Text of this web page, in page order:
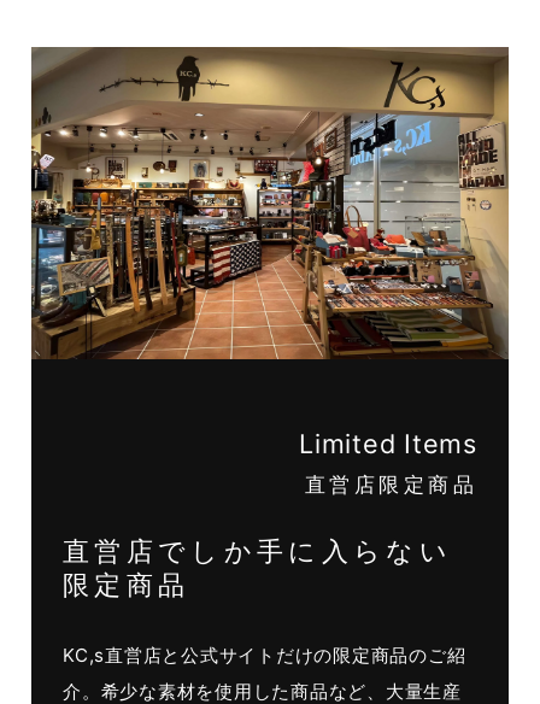
Limited Items
直営店限定商品
直営店でしか手に入らない
限定商品
KC,s直営店と公式サイトだけの限定商品のご紹
介。希少な素材を使用した商品など、大量生産